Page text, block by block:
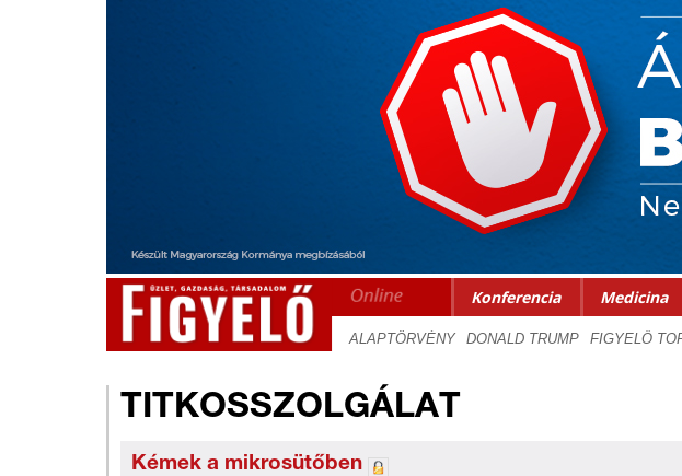
Konferencia Medicina
TITKOSSZOLGÁLAT
Kémek a mikrosütőben